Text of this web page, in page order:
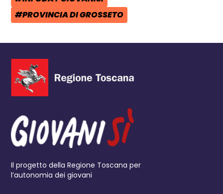
TAG:
TAG:
#PROVINCIA DI GROSSETO
Il progetto della Regione Toscana per
l’autonomia dei giovani